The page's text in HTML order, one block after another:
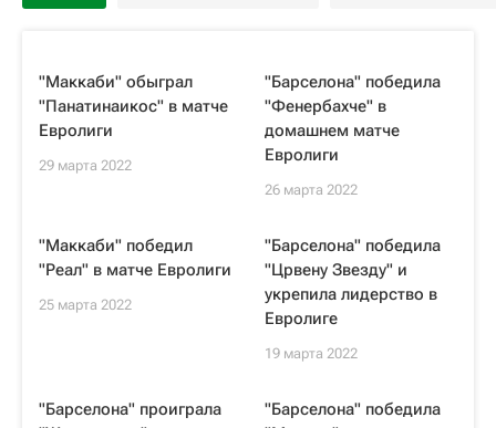
"Маккаби" обыграл
"Панатинаикос" в матче
Евролиги
29 марта 2022
"Барселона" победила
"Фенербахче" в
домашнем матче
Евролиги
26 марта 2022
"Маккаби" победил
"Реал" в матче Евролиги
25 марта 2022
"Барселона" победила
"Црвену Звезду" и
укрепила лидерство в
Евролиге
19 марта 2022
"Барселона" проиграла
"Барселона" победила